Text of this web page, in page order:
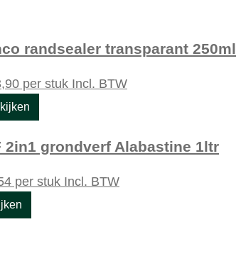
randsealer transparant 250ml
per stuk Incl. BTW
2in1 grondverf Alabastine 1ltr
per stuk Incl. BTW